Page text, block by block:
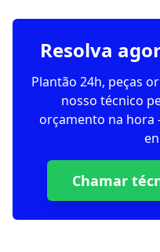
Resolva
Plantão 24h, peças
nosso técnico
orçamento na hora
Chamar